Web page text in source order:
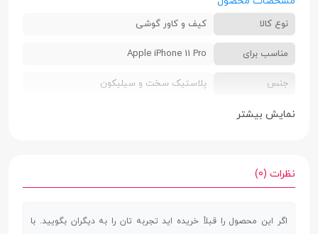
نوع کالا کیف و کاور گوشی
مناسب برای Apple iPhone 11 Pro
جنس پلاستیک سخت و سیلیکون
سطح پوشش
ساختار
خط و خش و ضربه | دارای طراحی کاملا منطبق
نمایش بیشتر
نظرات (0)
اگر این محصول را قبلاً خریده اید تجربه تان را به دیگران بگویید. با